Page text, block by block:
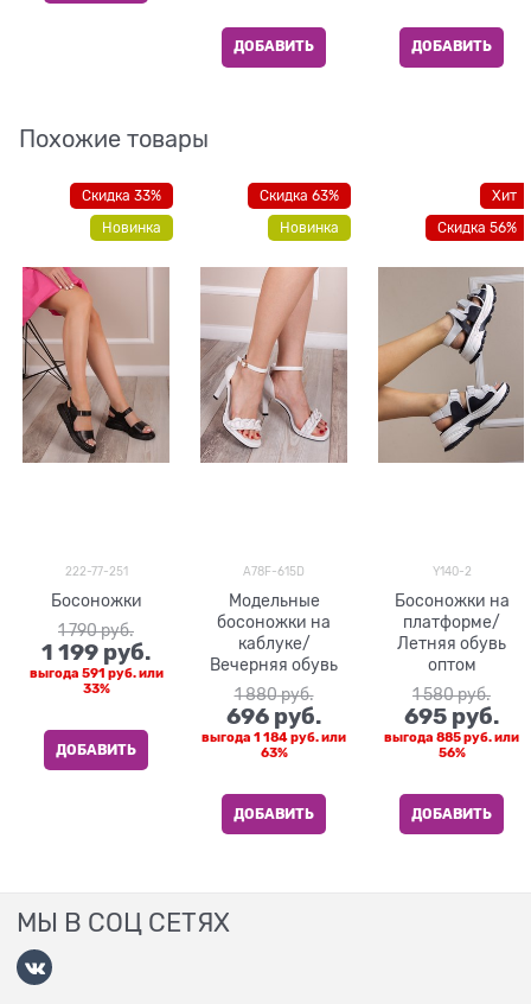
ДОБАВИТЬ ДОБАВИТЬ
Похожие товары
222-77-251
Скидка 33%
Новинка
Босоножки
1 790 руб.
1 199 руб.
выгода 591 руб.или
33%
ДОБАВИТЬ
A78F-615D
Скидка 63%
Новинка
Модельные
босоножки на
каблуке/
Вечерняя обувь
1 880 руб.
696 руб.
выгода 1 184 руб.или
63%
ДОБАВИТЬ
Y140-2
Хит
Скидка 56%
Босоножки на
платформе/
Летняя обувь
оптом
1 580 руб.
695 руб.
выгода 885 руб.или
56%
ДОБАВИТЬ
МЫ В СОЦ СЕТЯХ